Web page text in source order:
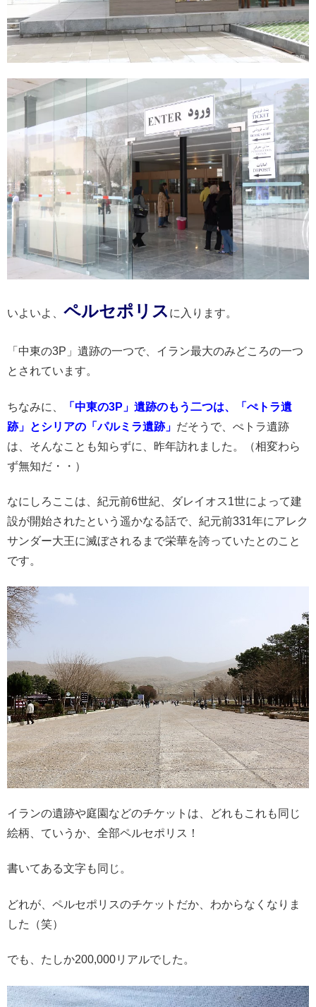
いよいよ、 ペルセポリス に入ります。
「中東の3P」遺跡の一つで、イラン最大のみどころの一つ
とされています。
ちなみに、
「中東の3P」遺跡のもう二つは、「ぺトラ遺
跡」とシリアの「パルミラ遺跡」 だそうで、ぺトラ遺跡
は、そんなことも知らずに、昨年訪れました。（相変わら
ず無知だ・・）
なにしろここは、紀元前6世紀、ダレイオス1世によって建
設が開始されたという遥かなる話で、紀元前331年にアレク
サンダー大王に滅ぼされるまで栄華を誇っていたとのこと
です。
イランの遺跡や庭園などのチケットは、どれもこれも同じ
絵柄、ていうか、全部ペルセポリス！
書いてある文字も同じ。
どれが、ペルセポリスのチケットだか、わからなくなりま
した（笑）
でも、たしか200,000リアルでした。